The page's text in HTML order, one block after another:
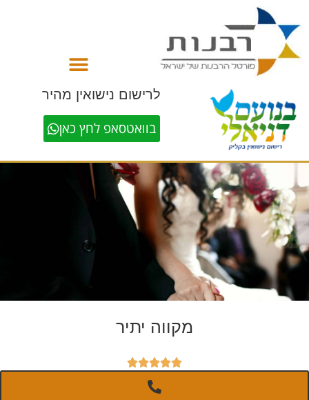
לרישום נישואין מהיר
בוואטסאפ לחץ כאן
מקווה יתיר




